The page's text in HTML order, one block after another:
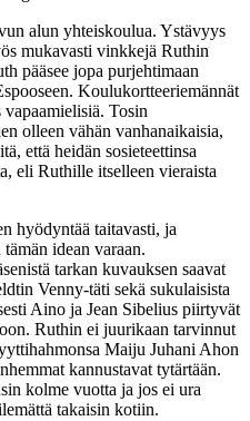
alun yhteiskoulua. Ystävyys
mukavasti vinkkejä Ruthin
pääsee jopa purjehtimaan
Koulukortteeriemännät
Tosin
olleen vähän vanhanaikaisia,
että heidän sosieteettinsa
eli Ruthille itselleen vieraista
hyödyntää taitavasti, ja
idean varaan.
tarkan kuvauksen saavat
Venny-täti sekä sukulaisista
Aino ja Jean Sibelius piirtyvät
Ruthin ei juurikaan tarvinnut
Maiju Juhani Ahon
kannustavat tytärtään.
kolme vuotta ja jos ei ura
takaisin kotiin.